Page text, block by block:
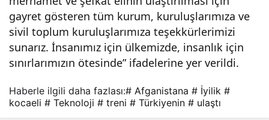
gayret gösteren tüm kurum, kuruluşlarımıza ve
sivil toplum kuruluşlarımıza teşekkürlerimizi
sunarız. İnsanımız için ülkemizde, insanlık için
sınırlarımızın ötesinde” ifadelerine yer verildi.
Haberle ilgili daha fazlası:# Afganistana # İyilik #
kocaeli # Teknoloji # treni # Türkiyenin # ulaştı